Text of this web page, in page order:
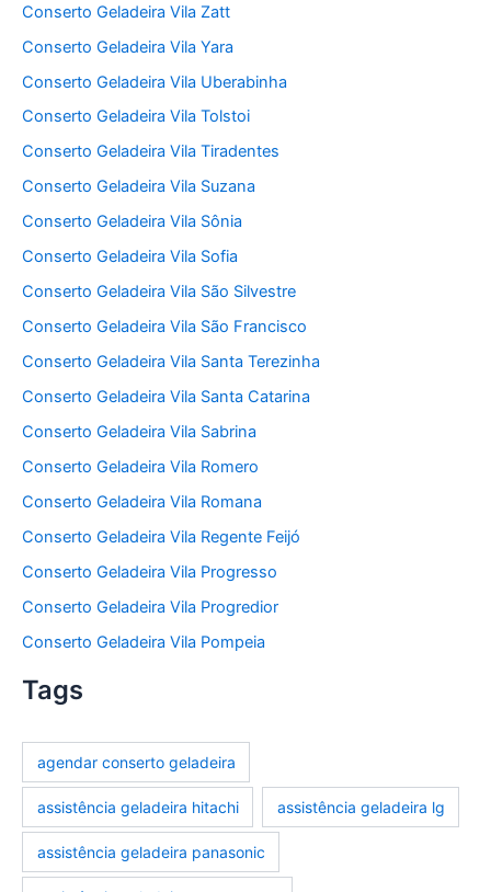
Conserto Geladeira Vila Zatt
Conserto Geladeira Vila Yara
Conserto Geladeira Vila Uberabinha
Conserto Geladeira Vila Tolstoi
Conserto Geladeira Vila Tiradentes
Conserto Geladeira Vila Suzana
Conserto Geladeira Vila Sônia
Conserto Geladeira Vila Sofia
Conserto Geladeira Vila São Silvestre
Conserto Geladeira Vila São Francisco
Conserto Geladeira Vila Santa Terezinha
Conserto Geladeira Vila Santa Catarina
Conserto Geladeira Vila Sabrina
Conserto Geladeira Vila Romero
Conserto Geladeira Vila Romana
Conserto Geladeira Vila Regente Feijó
Conserto Geladeira Vila Progresso
Conserto Geladeira Vila Progredior
Conserto Geladeira Vila Pompeia
Tags
agendar conserto geladeira
assistência geladeira hitachi assistência geladeira lg
assistência geladeira panasonic